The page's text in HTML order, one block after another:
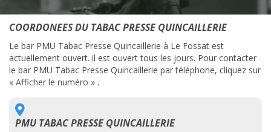
COORDONEES DU TABAC PRESSE QUINCAILLERIE
Le bar PMU Tabac Presse Quincaillerie à Le Fossat est
actuellement ouvert. il est ouvert tous les jours. Pour contacter
le bar PMU Tabac Presse Quincaillerie par téléphone, cliquez sur
« Afficher le numéro » .
PMU TABAC PRESSE QUINCAILLERIE